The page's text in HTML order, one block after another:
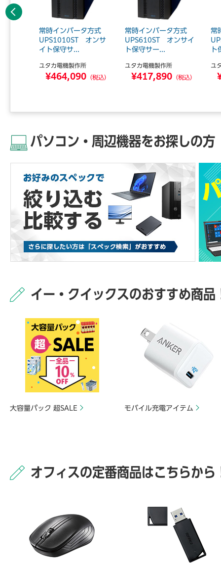
常時インバータ方式
UPS1010ST オンサ
イト保守サ...
ユタカ電機製作所
¥464,090 （税込）
常時インバータ方式
UPS610ST オンサイ
ト保守サー...
ユタカ電機製作所
¥417,890 （税込）
常
ト
ユ
前へ
パソコン・周辺機器をお探しの方
イー・クイックスのおすすめ商品
大容量パック 超SALE モバイル充電アイテム
オフィスの定番商品はこちらから